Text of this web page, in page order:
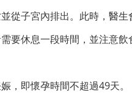
從子宮內排出。此時，醫
要休息一段時間，並注意
，即懷孕時間不超過49天。